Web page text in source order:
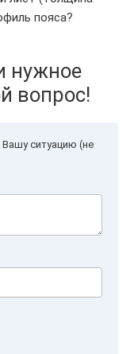
пояса?
нужное
вопрос!
ситуацию (не